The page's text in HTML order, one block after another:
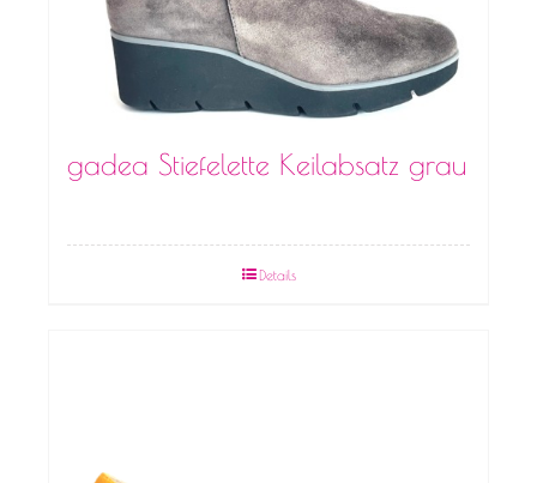
gadea Stiefelette Keilabsatz grau
Details